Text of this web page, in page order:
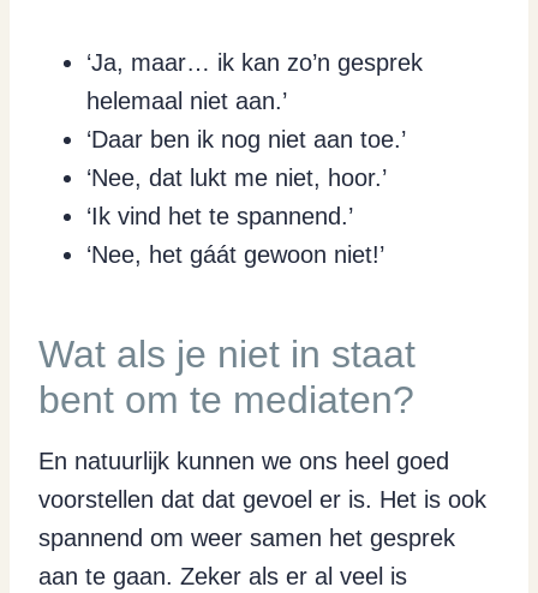
‘Ja, maar… ik kan zo’n gesprek
helemaal niet aan.’
‘Daar ben ik nog niet aan toe.’
‘Nee, dat lukt me niet, hoor.’
‘Ik vind het te spannend.’
‘Nee, het gáát gewoon niet!’
Wat als je niet in staat
bent om te mediaten?
En natuurlijk kunnen we ons heel goed
voorstellen dat dat gevoel er is. Het is ook
spannend om weer samen het gesprek
aan te gaan. Zeker als er al veel is